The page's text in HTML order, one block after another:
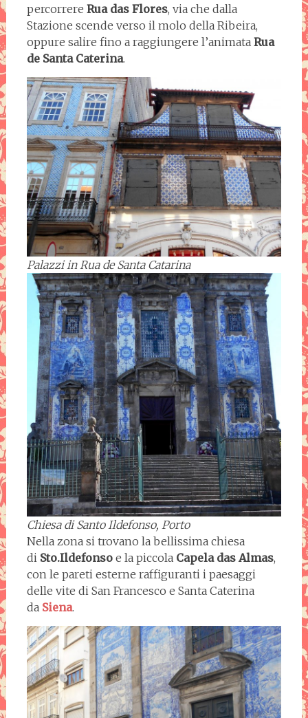
percorrere Rua das Flores, via che dalla
Stazione scende verso il molo della Ribeira,
oppure salire fino a raggiungere l’animata Rua
de Santa Caterina.
Palazzi in Rua de Santa Catarina
Chiesa di Santo Ildefonso, Porto
Nella zona si trovano la bellissima chiesa
di Sto.Ildefonsoe la piccola Capela das Almas,
con le pareti esterne raffiguranti i paesaggi
delle vite di San Francesco e Santa Caterina
da Siena.